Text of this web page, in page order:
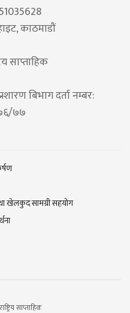
काठमाडौं
साप्ताहिक
बिभाग दर्ता नम्बर:
७७
खेलकुद सामग्री सहयोग
साप्ताहिक